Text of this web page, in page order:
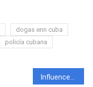
dogas enn cuba
policía cubana